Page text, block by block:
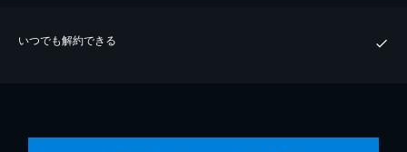
いつでも解約できる